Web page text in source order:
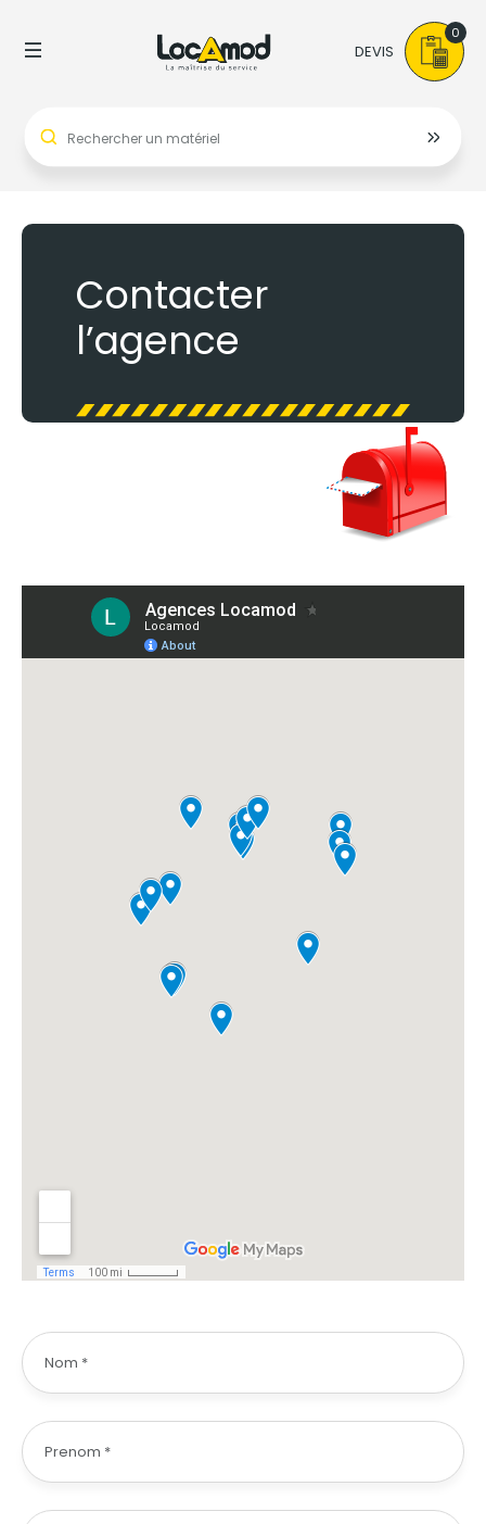
DEVIS
0
Contacter
l’agence